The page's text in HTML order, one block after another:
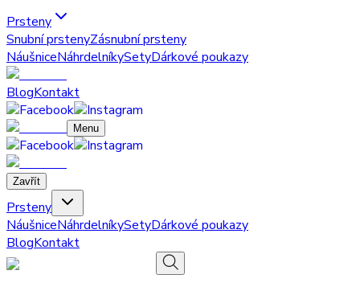
Prsteny
Snubní prstenyZásnubní prsteny
NáušniceNáhrdelníkySetyDárkové poukazy
BlogKontakt
Menu
Zavřít
Prsteny
NáušniceNáhrdelníkySetyDárkové poukazy
BlogKontakt